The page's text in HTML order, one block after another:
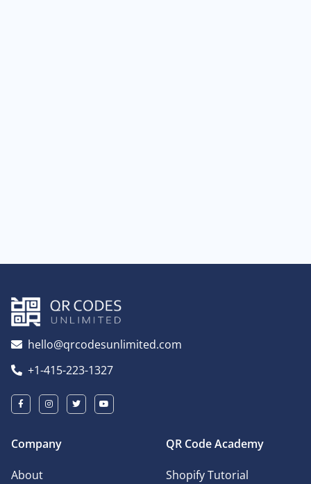
hello@qrcodesunlimited.com
+1-415-223-1327
Company
About
QR Code Academy
Shopify Tutorial